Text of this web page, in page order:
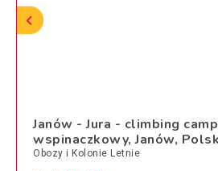
Janów - Jura - climbing
wspinaczkowy, Janów,
Obozy i Kolonie Letnie